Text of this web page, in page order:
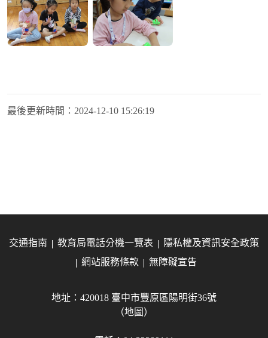
最後更新時間： 2024-12-10 15:26:19
交通指南 教育局電話分機一覽表
隱私權及資訊安全政策
網站服務條款
無障礙宣告
地址：420018 臺中市豐原區陽明街36號
（地圖）